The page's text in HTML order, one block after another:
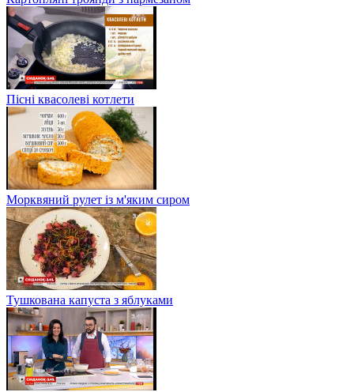
Пісні квасолеві котлети
Морквяний рулет із м'яким сиром
Тушкована капуста з яблуками